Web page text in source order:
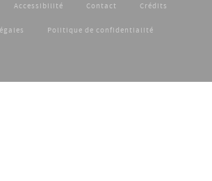
Footer menu
Accessibilité Contact Crédits
Politique de confidentialité